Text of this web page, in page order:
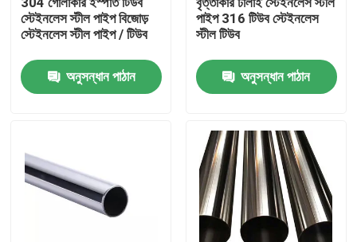
পণ্য
স্টেইনলেস স্টীল পাইপ বিজোড়
স্টেইনলেস স্টীল পাইপ / টিউব
অনুসন্ধান পাঠান
পাইপ 316 টিউব স্টেইনলেস
স্টীল টিউব
অনুসন্ধান পাঠান